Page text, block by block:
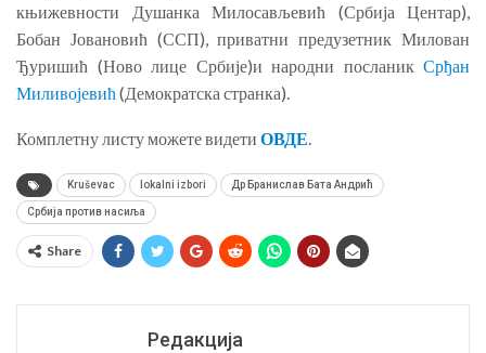
књижевности Душанка Милосављевић (Србија Центар),
Бобан Јовановић (ССП), приватни предузетник Милован
Ђуришић (Ново лице Србије)и народни посланик Срђан
Миливојевић (Демократска странка).
Комплетну листу можете видети ОВДЕ.
Kruševac lokalni izbori Др Бранислав Бата Андрић
Србија против насиља
Share
Редакција